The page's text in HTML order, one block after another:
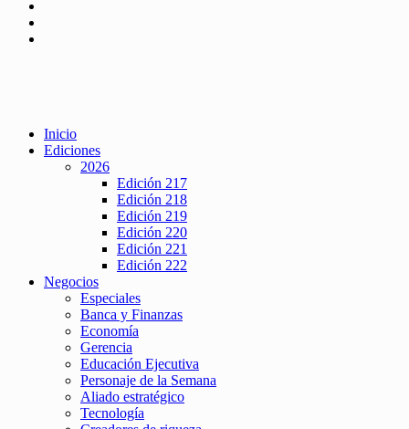
Inicio
Ediciones
2026
Edición 217
Edición 218
Edición 219
Edición 220
Edición 221
Edición 222
Negocios
Especiales
Banca y Finanzas
Economía
Gerencia
Educación Ejecutiva
Personaje de la Semana
Aliado estratégico
Tecnología